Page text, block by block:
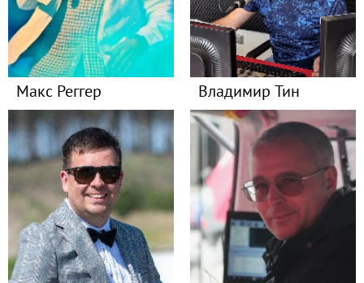
Макс Реггер Владимир Тин